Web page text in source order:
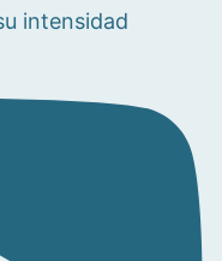
intensidad